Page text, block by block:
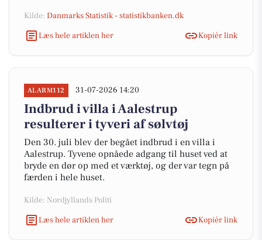
Kilde: Danmarks Statistik - statistikbanken.dk
Læs hele artiklen her
Kopiér link
ALARM112 31-07-2026 14:20
Indbrud i villa i Aalestrup
resulterer i tyveri af sølvtøj
Den 30. juli blev der begået indbrud i en villa i
Aalestrup. Tyvene opnåede adgang til huset ved at
bryde en dør op med et værktøj, og der var tegn på
færden i hele huset.
Kilde: Nordjyllands Politi
Læs hele artiklen her
Kopiér link